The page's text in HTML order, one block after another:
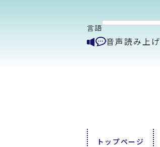
言語
音声読み上げ
トップページ